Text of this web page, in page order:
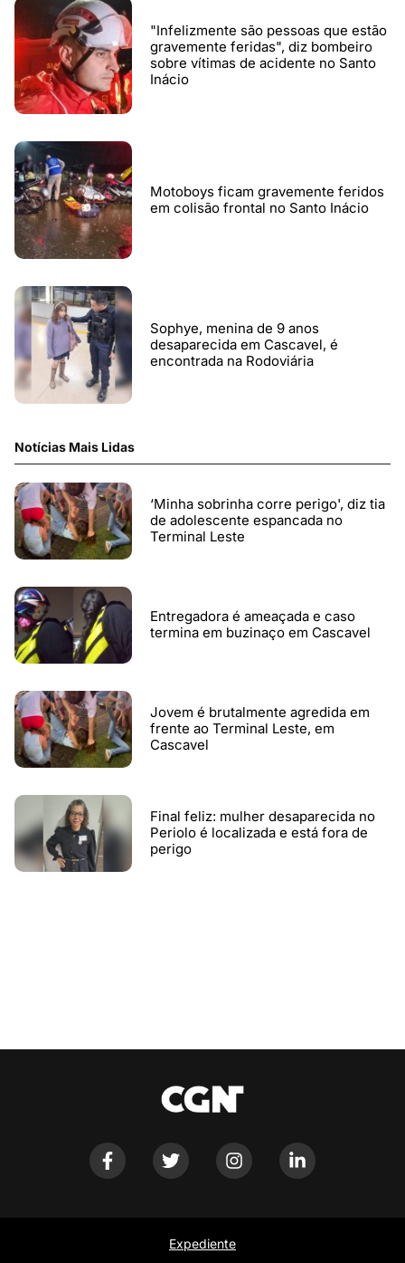
"Infelizmente são pessoas que estão
gravemente feridas", diz bombeiro
sobre vítimas de acidente no Santo
Inácio
Motoboys ficam gravemente feridos
em colisão frontal no Santo Inácio
Sophye, menina de 9 anos
desaparecida em Cascavel, é
encontrada na Rodoviária
Notícias Mais Lidas
‘Minha sobrinha corre perigo', diz tia
de adolescente espancada no
Terminal Leste
Entregadora é ameaçada e caso
termina em buzinaço em Cascavel
Jovem é brutalmente agredida em
frente ao Terminal Leste, em
Cascavel
Final feliz: mulher desaparecida no
Periolo é localizada e está fora de
perigo
Expediente